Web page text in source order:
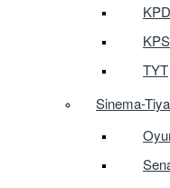
TYT
Sinema-